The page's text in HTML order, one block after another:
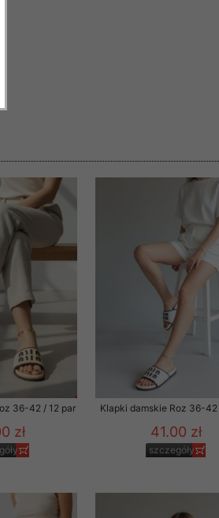
36-42 / 12 par
zł
Klapki damskie Roz 36-42
41.00 zł
szczegóły